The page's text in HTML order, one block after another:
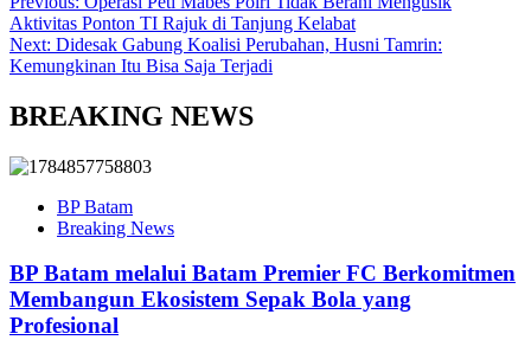
Aktivitas Ponton TI Rajuk di Tanjung Kelabat
Next: Didesak Gabung Koalisi Perubahan, Husni Tamrin:
Kemungkinan Itu Bisa Saja Terjadi
BREAKING NEWS
BP Batam
Breaking News
BP Batam melalui Batam Premier FC Berkomitmen
Membangun Ekosistem Sepak Bola yang
Profesional